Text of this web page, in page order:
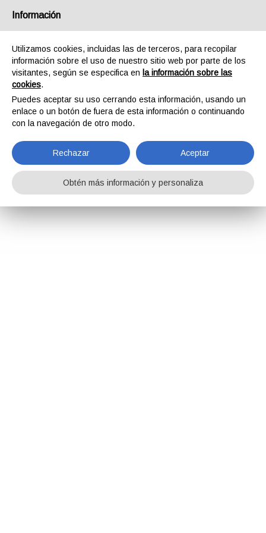
Información
Utilizamos cookies, incluidas las de terceros, para recopilar
información sobre el uso de nuestro sitio web por parte de los
visitantes, según se especifica en la información sobre las
cookies.
Puedes aceptar su uso cerrando esta información, usando un
enlace o un botón de fuera de esta información o continuando
con la navegación de otro modo.
Rechazar Aceptar
Obtén más información y personaliza